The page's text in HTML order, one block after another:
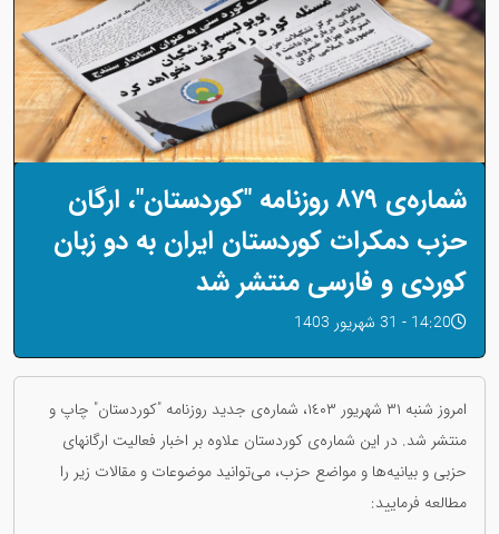
شمارەی ٨٧٩ روزنامە "کوردستان"، ارگان
حزب دمکرات کوردستان ایران بە دو زبان
کوردی و فارسی منتشر شد
14:20 - 31 شهریور 1403
امروز شنبه ٣١ شهریور ١٤٠٣، شمارەی جدید روزنامە "کوردستان" چاپ و
منتشر شد. در این شمارەی کوردستان علاوە بر اخبار فعالیت ارگانهای
حزبی و بیانیەها و مواضع حزب، می‌توانید موضوعات و مقالات زیر را
مطالعە فرمایید: